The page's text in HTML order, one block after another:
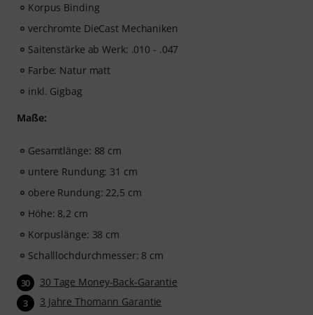
Korpus Binding
verchromte DieCast Mechaniken
Saitenstärke ab Werk: .010 - .047
Farbe: Natur matt
inkl. Gigbag
Maße:
Gesamtlänge: 88 cm
untere Rundung: 31 cm
obere Rundung: 22,5 cm
Höhe: 8,2 cm
Korpuslänge: 38 cm
Schalllochdurchmesser: 8 cm
30 30 Tage Money-Back-Garantie
3 3 Jahre Thomann Garantie